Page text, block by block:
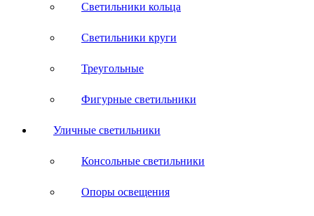
Светильники кольца
Светильники круги
Треугольные
Фигурные светильники
Уличные светильники
Консольные светильники
Опоры освещения